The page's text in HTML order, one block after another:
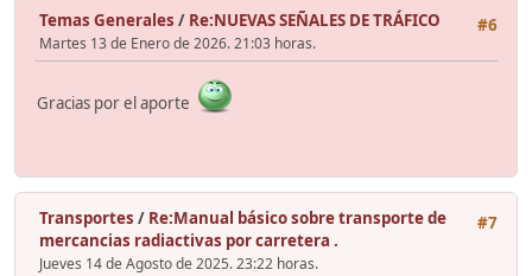
#6
Temas Generales / Re:NUEVAS SEÑALES DE TRÁFICO
Martes 13 de Enero de 2026. 21:03 horas.
Gracias por el aporte
#7
Transportes / Re:Manual básico sobre transporte de
mercancias radiactivas por carretera .
Jueves 14 de Agosto de 2025. 23:22 horas.